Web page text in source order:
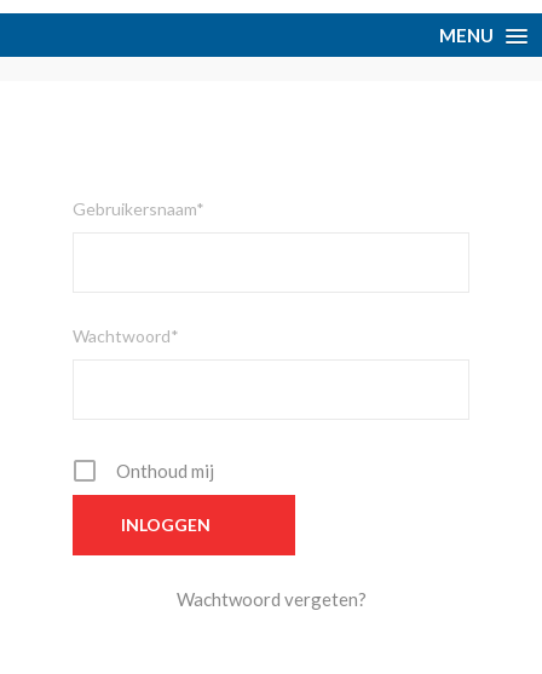
MENU
Gebruikersnaam*
Wachtwoord*
Onthoud mij
Wachtwoord vergeten?